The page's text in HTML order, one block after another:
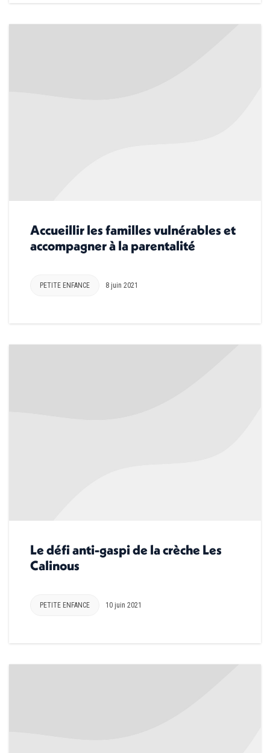
Accueillir les familles vulnérables et
accompagner à la parentalité
PETITE ENFANCE 8 juin 2021
Le défi anti-gaspi de la crèche Les
Calinous
PETITE ENFANCE 10 juin 2021